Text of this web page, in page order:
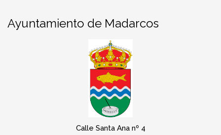
Ayuntamiento de Madarcos
Calle Santa Ana nº 4